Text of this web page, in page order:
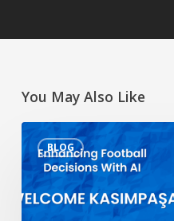
You May Also Like
BLOG
Mejorar
las
decisiones
futbolísticas